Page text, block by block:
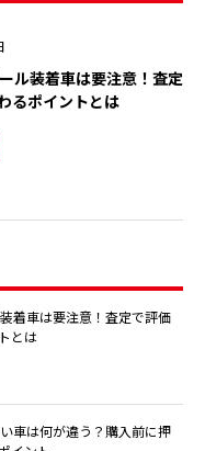
ル装着車は要注意！査定
るポイントとは
着車は要注意！査定で評価
とは
車は何が違う？購入前に押